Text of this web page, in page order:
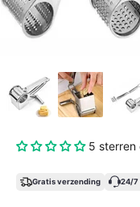
5 sterren
Gratis verzending 24/7